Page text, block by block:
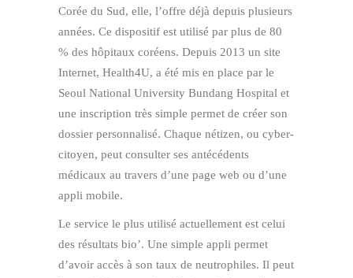
Corée du Sud, elle, l’offre déjà depuis plusieurs
années. Ce dispositif est utilisé par plus de 80
% des hôpitaux coréens. Depuis 2013 un site
Internet, Health4U, a été mis en place par le
Seoul National University Bundang Hospital et
une inscription très simple permet de créer son
dossier personnalisé. Chaque nétizen, ou cyber-
citoyen, peut consulter ses antécédents
médicaux au travers d’une page web ou d’une
appli mobile.
Le service le plus utilisé actuellement est celui
des résultats bio’. Une simple appli permet
d’avoir accès à son taux de neutrophiles. Il peut